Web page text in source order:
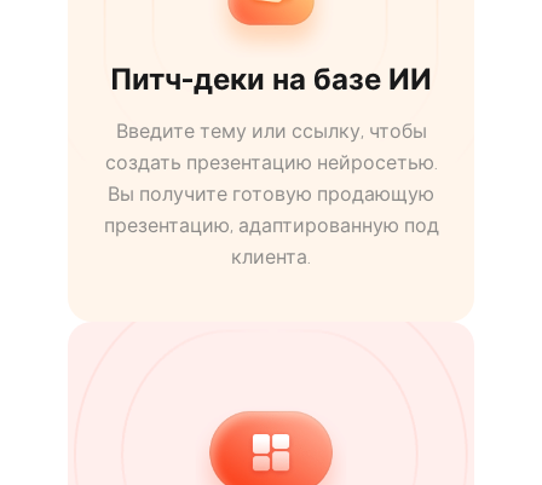
Питч-деки на базе ИИ
Введите тему или ссылку, чтобы
создать презентацию нейросетью.
Вы получите готовую продающую
презентацию, адаптированную под
клиента.